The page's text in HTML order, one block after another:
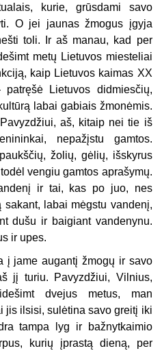
kurie, grūsdami savo
O jei jaunas žmogus įgyja
toli. Ir aš manau, kad per
metų Lietuvos miesteliai
kaip Lietuvos kaimas XX
Lietuvos didmiesčių,
labai gabiais žmonėmis.
aš, kitaip nei tie iš
nepažįstu gamtos.
žolių, gėlių, išskyrus
vengiu gamtos aprašymų.
ir tai, kas po juo, nes
sakant, labai mėgstu vandenį,
dušu ir baigiant vandenynu.
ir upes.
į jame augantį žmogų ir savo
jį turiu. Pavyzdžiui, Vilnius,
dvejus metus, man
jis ilsisi, sulėtina savo greitį iki
tampa lyg ir bažnytkaimio
kurių įprastą dieną, per